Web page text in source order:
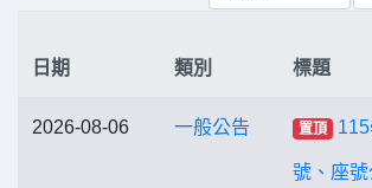
日期 類別 標題
2026-08-06 一般公告 置頂
號、座號